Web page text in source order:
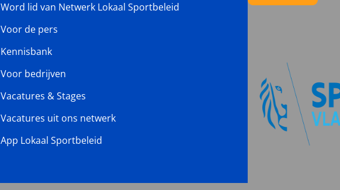
Word lid van Netwerk Lokaal Sportbeleid
Voor de pers
Kennisbank
Voor bedrijven
Vacatures & Stages
Vacatures uit ons netwerk
App Lokaal Sportbeleid